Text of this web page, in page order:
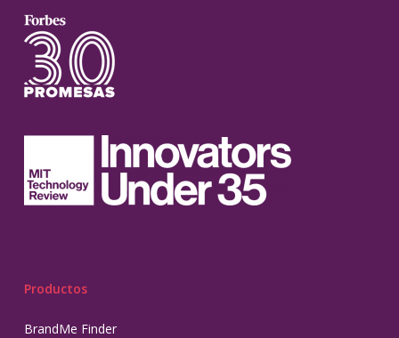
Productos
BrandMe Finder